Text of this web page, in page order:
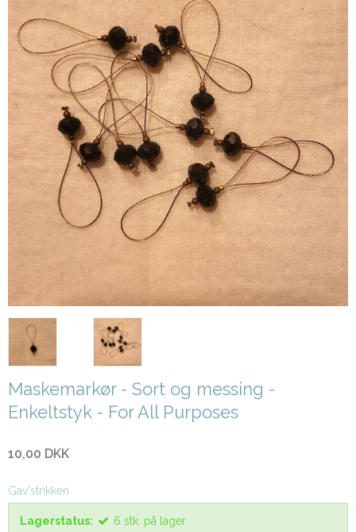
Maskemarkør - Sort og messing -
Enkeltstyk - For All Purposes
10,00 DKK
Gav'strikken
Lagerstatus: 6 stk. på lager